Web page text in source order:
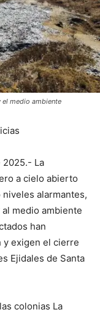
el medio ambiente
2025.- La
a cielo abierto
niveles alarmantes,
medio ambiente
han
y exigen el cierre
Ejidales de Santa
colonias La